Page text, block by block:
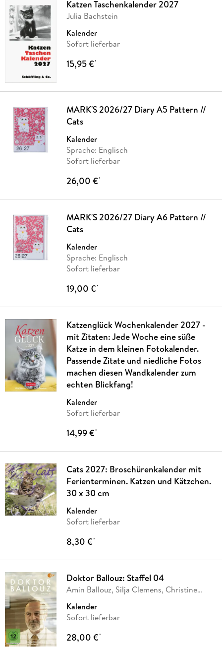
Katzen Taschenkalender 2027
Julia Bachstein
Kalender
Sofort lieferbar
15,95 €*
MARK'S 2026/27 Diary A5 Pattern //
Cats
Kalender
Sprache: Englisch
Sofort lieferbar
26,00 €*
MARK'S 2026/27 Diary A6 Pattern //
Cats
Kalender
Sprache: Englisch
Sofort lieferbar
19,00 €*
Katzenglück Wochenkalender 2027 -
mit Zitaten: Jede Woche eine süße
Katze in dem kleinen Fotokalender.
Passende Zitate und niedliche Fotos
machen diesen Wandkalender zum
echten Blickfang!
Kalender
Sofort lieferbar
14,99 €*
Cats 2027: Broschürenkalender mit
Ferienterminen. Katzen und Kätzchen.
30 x 30 cm
Kalender
Sofort lieferbar
8,30 €*
Doktor Ballouz: Staffel 04
Amin Ballouz, Silja Clemens, Christine
Kalender
Sofort lieferbar
28,00 €*